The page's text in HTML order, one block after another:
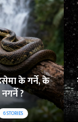
के गर्ने, के
नगर्ने ?
6STORIES